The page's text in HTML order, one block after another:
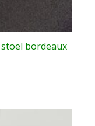
bordeaux